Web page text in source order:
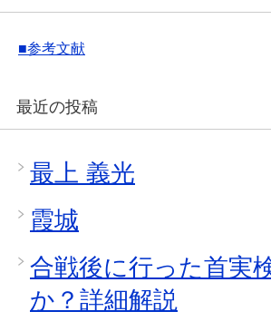
■参考文献
最近の投稿
最上 義光
霞城
合戦後に行った首実
か？詳細解説